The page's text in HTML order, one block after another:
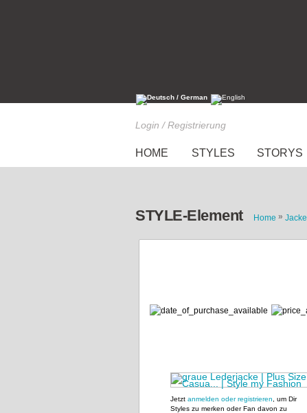
Login / Registrierung
HOME STYLES STORYS
STYLE-Element Home » Jacke
Jetzt anmelden oder registrieren , um Dir
Styles zu merken oder Fan davon zu